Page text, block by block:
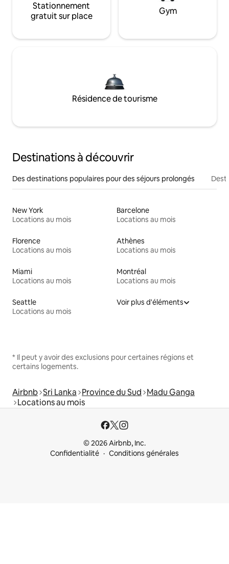
Stationnement
gratuit sur place
Gym
Résidence de tourisme
Destinations à découvrir
Des destinations populaires pour des séjours prolongés
New York
Locations au mois
Barcelone
Locations au mois
Florence
Locations au mois
Athènes
Locations au mois
Miami
Locations au mois
Montréal
Locations au mois
Seattle
Locations au mois
Voir plus d'éléments
* Il peut y avoir des exclusions pour certaines régions et
certains logements.
Airbnb Sri Lanka Province du Sud Madu Ganga
Locations au mois
© 2026 Airbnb, Inc.
Confidentialité
Conditions générales